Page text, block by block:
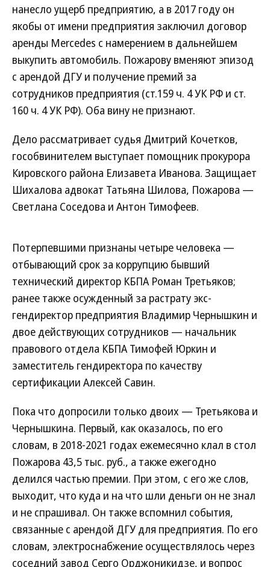
нанесло ущерб предприятию, а в 2017 году он
якобы от имени предприятия заключил договор
аренды Mercedes с намерением в дальнейшем
выкупить автомобиль. Пожарову вменяют эпизод
с арендой ДГУ и получение премий за
сотрудников предприятия (ст.159 ч. 4 УК РФ и ст.
160 ч. 4 УК РФ). Оба вину не признают.
Дело рассматривает судья Дмитрий Кочетков,
гособвинителем выступает помощник прокурора
Кировского района Елизавета Иванова. Защищает
Шихалова адвокат Татьяна Шилова, Пожарова —
Светлана Соседова и Антон Тимофеев.
Потерпевшими признаны четыре человека —
отбывающий срок за коррупцию бывший
технический директор КБПА Роман Третьяков;
ранее также осужденный за растрату экс-
гендиректор предприятия Владимир Чернышкин и
двое действующих сотрудников — начальник
правового отдела КБПА Тимофей Юркин и
заместитель гендиректора по качеству
сертификации Алексей Савин.
Пока что допросили только двоих — Третьякова и
Чернышкина. Первый, как оказалось, по его
словам, в 2018-2021 годах ежемесячно клал в стол
Пожарова 43,5 тыс. руб., а также ежегодно
делился частью премии. При этом, с его же слов,
выходит, что куда и на что шли деньги он не знал
и не спрашивал. Он также вспомнил события,
связанные с арендой ДГУ для предприятия. По его
словам, электроснабжение осуществлялось через
соседний завод Серго Орджоникидзе, и вопрос